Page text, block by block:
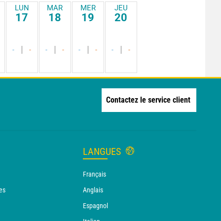
LUN
17
- -
MAR
18
- -
MER
19
- -
JEU
20
- -
Contactez le service client
LANGUES
Français
Anglais
Espagnol